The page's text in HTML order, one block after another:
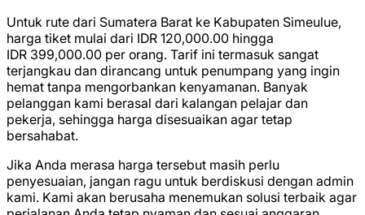
Untuk rute dari Sumatera Barat ke Kabupaten Simeulue,
harga tiket mulai dari IDR 120,000.00 hingga
IDR 399,000.00 per orang. Tarif ini termasuk sangat
terjangkau dan dirancang untuk penumpang yang ingin
hemat tanpa mengorbankan kenyamanan. Banyak
pelanggan kami berasal dari kalangan pelajar dan
pekerja, sehingga harga disesuaikan agar tetap
bersahabat.
Jika Anda merasa harga tersebut masih perlu
penyesuaian, jangan ragu untuk berdiskusi dengan admin
kami. Kami akan berusaha menemukan solusi terbaik agar